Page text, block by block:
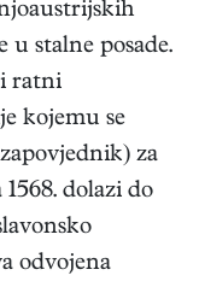
u stalne posade.
ratni
kojemu se
za
dolazi do
odvojena